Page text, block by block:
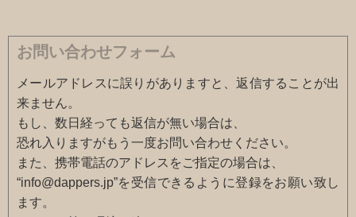
お問い合わせフォーム
メールアドレスに誤りがありますと、返信することが出
来ません。
もし、数日経っても返信が無い場合は、
恐れ入りますがもう一度お問い合わせください。
また、携帯電話のアドレスをご指定の場合は、
“info@dappers.jp”を受信できるように登録をお願い致し
ます。